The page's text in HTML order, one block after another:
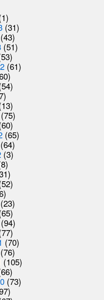
(31)
(43)
(51)
(61)
(75)
(65)
(64)
(3)
(23)
(94)
(70)
(76)
(105)
(73)